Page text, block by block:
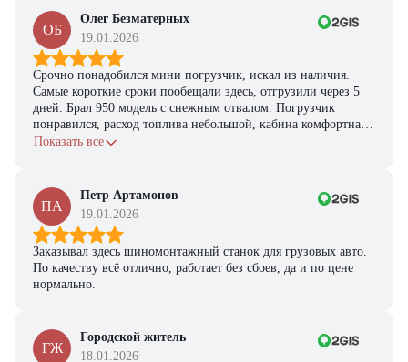
ОБ
Олег Безматерных
19.01.2026
Срочно понадобился мини погрузчик, искал из наличия.
Самые короткие сроки пообещали здесь, отгрузили через 5
дней. Брал 950 модель с снежным отвалом. Погрузчик
понравился, расход топлива небольшой, кабина комфортная,
с задачами справляется.
Показать все
ПА
Петр Артамонов
19.01.2026
Заказывал здесь шиномонтажный станок для грузовых авто.
По качеству всё отлично, работает без сбоев, да и по цене
нормально.
ГЖ
Городской житель
18.01.2026